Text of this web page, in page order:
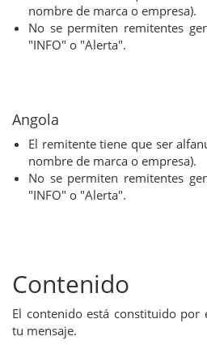
nombre de marca o empresa).
No se permiten remitentes
"INFO" o "Alerta".
Angola
El remitente tiene que ser
nombre de marca o empresa).
No se permiten remitentes
"INFO" o "Alerta".
Contenido
El contenido está constituido por
tu mensaje.